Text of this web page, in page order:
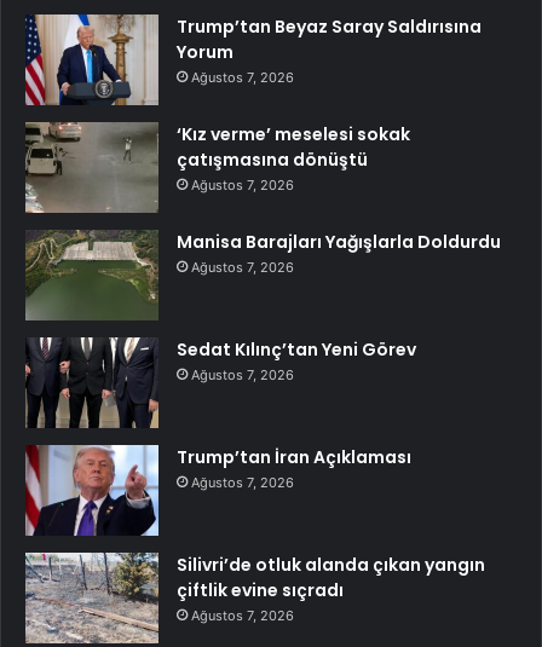
Trump’tan Beyaz Saray Saldırısına
Yorum
Ağustos 7, 2026
‘Kız verme’ meselesi sokak
çatışmasına dönüştü
Ağustos 7, 2026
Manisa Barajları Yağışlarla Doldurdu
Ağustos 7, 2026
Sedat Kılınç’tan Yeni Görev
Ağustos 7, 2026
Trump’tan İran Açıklaması
Ağustos 7, 2026
Silivri’de otluk alanda çıkan yangın
çiftlik evine sıçradı
Ağustos 7, 2026